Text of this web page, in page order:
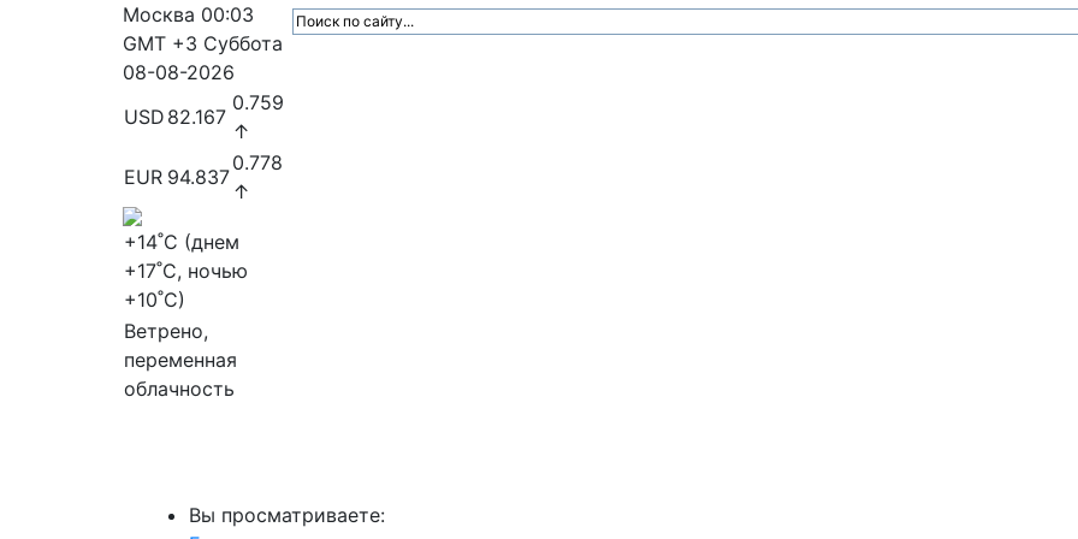
Москва 00:03
GMT +3 Суббота
08-08-2026
USD 82.167
0.759
↑
EUR 94.837
0.778
↑
+14˚C (днем
+17˚C, ночью
+10˚C)
Ветрено,
переменная
облачность
Вы просматриваете: